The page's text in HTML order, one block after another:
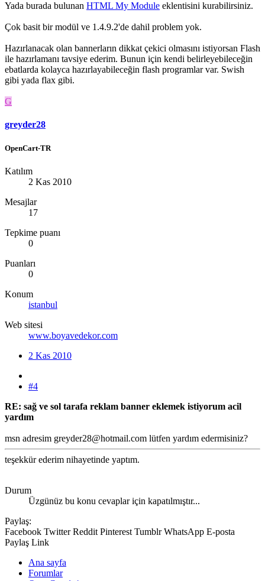
Yada burada bulunan HTML My Module eklentisini kurabilirsiniz.
Çok basit bir modül ve 1.4.9.2'de dahil problem yok.
Hazırlanacak olan bannerların dikkat çekici olmasını istiyorsan Flash
ile hazırlamanı tavsiye ederim. Bunun için kendi belirleyebileceğin
ebatlarda kolayca hazırlayabileceğin flash programlar var. Swish
gibi yada flax gibi.
G
greyder28
OpenCart-TR
Katılım
2 Kas 2010
Mesajlar
17
Tepkime puanı
0
Puanları
0
Konum
istanbul
Web sitesi
www.boyavedekor.com
2 Kas 2010
#4
RE: sağ ve sol tarafa reklam banner eklemek istiyorum acil
yardım
msn adresim greyder28@hotmail.com lütfen yardım edermisiniz?
teşekkür ederim nihayetinde yaptım.
Durum
Üzgünüz bu konu cevaplar için kapatılmıştır...
Paylaş:
Facebook Twitter Reddit Pinterest Tumblr WhatsApp E-posta
Paylaş Link
Ana sayfa
Forumlar